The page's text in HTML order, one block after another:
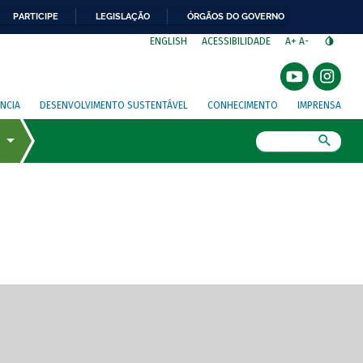
PARTICIPE LEGISLAÇÃO ÓRGÃOS DO GOVERNO
ENGLISH ACESSIBILIDADE A+ A-
DESENVOLVIMENTO SUSTENTÁVEL CONHECIMENTO IMPRENSA
de tela